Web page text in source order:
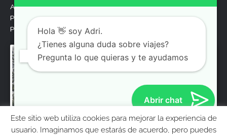
o
e
r
b
e
g
r
m
Aviso legal
Política de privacidad
Politica de cookies
Este sitio web utiliza cookies para mejorar la experiencia de
usuario. Imaginamos que estarás de acuerdo, pero puedes
Hola 👋 soy Adri.
¿Tienes alguna duda sobre viajes?
Pregunta lo que quieras y te ayudamos
Abrir chat
MolaViajar